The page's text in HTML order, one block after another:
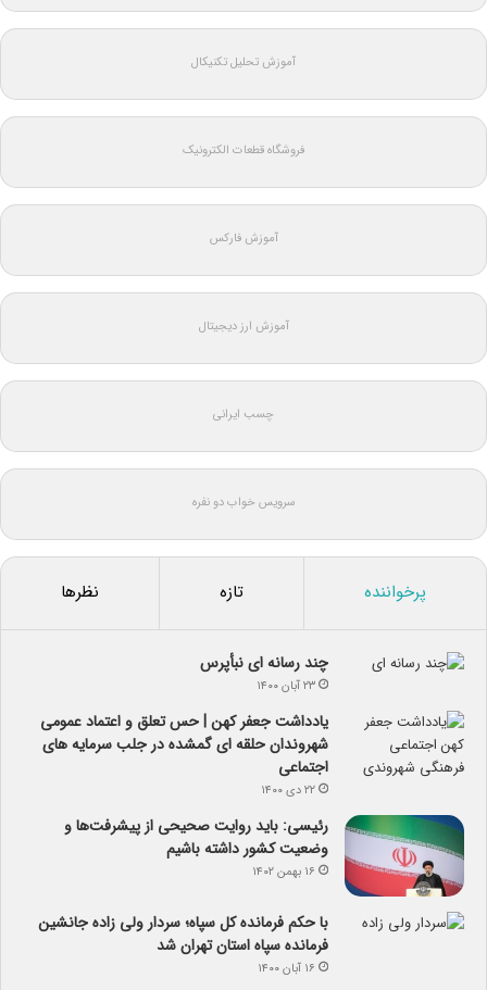
آموزش تحلیل تکنیکال
فروشگاه قطعات الکترونیک
آموزش فارکس
آموزش ارز دیجیتال
چسب ایرانی
سرویس خواب دو نفره
پرخواننده تازه نظرها
چند رسانه ای نبأپرس
۲۳ آبان ۱۴۰۰
یادداشت جعفر کهن | حس تعلق و اعتماد عمومی
شهروندان حلقه ای گمشده در جلب سرمایه های
اجتماعی
۲۲ دی ۱۴۰۰
رئیسی: باید روایت صحیحی از پیشرفت‌ها و
وضعیت کشور داشته باشیم
۱۶ بهمن ۱۴۰۲
با حکم فرمانده کل سپاه؛ سردار ولی زاده جانشین
فرمانده سپاه استان تهران شد
۱۶ آبان ۱۴۰۰